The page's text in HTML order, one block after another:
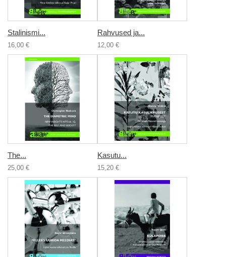
Stalinismi...
16,00 €
Rahvused ja...
12,00 €
The...
25,00 €
Kasutu...
15,20 €